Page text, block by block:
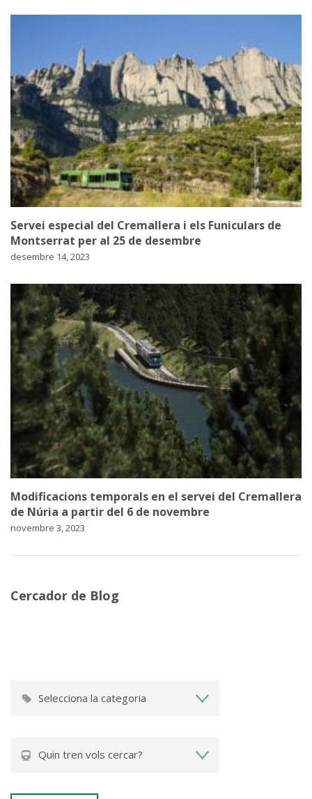
Servei especial del Cremallera i els Funiculars de
Montserrat per al 25 de desembre
desembre 14, 2023
Modificacions temporals en el servei del Cremallera
de Núria a partir del 6 de novembre
novembre 3, 2023
Cercador de Blog